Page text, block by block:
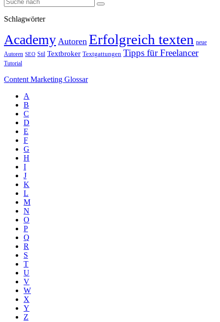
Schlagwörter
Academy Autoren Erfolgreich texten neue
Autoren SEO Stil Textbroker Textgattungen Tipps für Freelancer
Tutorial
Content Marketing Glossar
A
B
C
D
E
F
G
H
I
J
K
L
M
N
O
P
Q
R
S
T
U
V
W
X
Y
Z